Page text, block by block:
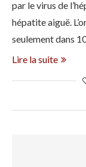
par le virus de
hépatite aiguë.
seulement dans
Lire la suite